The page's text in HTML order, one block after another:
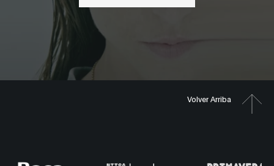
Volver Arriba